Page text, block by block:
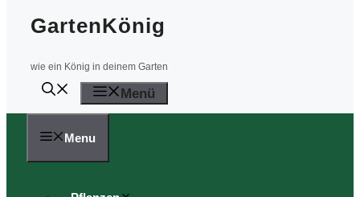
GartenKönig
wie ein König in deinem Garten
Menü
Menu